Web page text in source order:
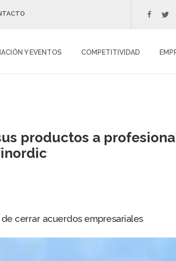
Y EVENTOS COMPETITIVIDAD
productos a
cerrar acuerdos empresariales